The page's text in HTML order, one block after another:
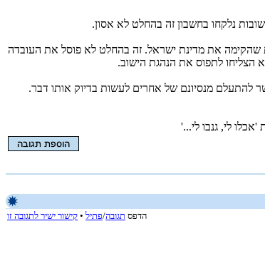
נלקחו בחשבון זה בהחלט לא אסון.
שהקימה את מדינת ישראל. זה בהחלט לא פוסל את העובדה
לתפוס את הנהגת הישוב.
מנסיונם של אחרים לעשות בדיוק אותו דבר.
לי, גנבו לי...'
הדפס תגובה/פתיל • קישור ישיר לתגובה זו